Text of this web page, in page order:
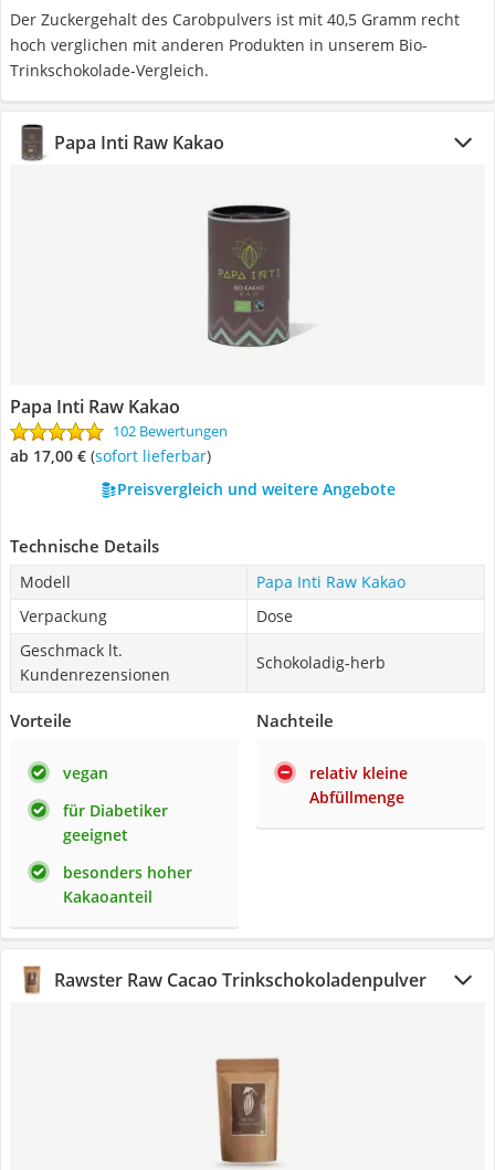
Der Zuckergehalt des Carobpulvers ist mit 40,5 Gramm recht
hoch verglichen mit anderen Produkten in unserem Bio-
Trinkschokolade-Vergleich.
Papa Inti Raw Kakao
Papa Inti Raw Kakao
102 Bewertungen
ab 17,00 € ( Sofort lieferbar)
Preisvergleich und weitere Angebote
Technische Details
Modell
Papa Inti Raw Kakao
Verpackung
Dose
Geschmack lt.
Kundenrezensionen
Schokoladig-herb
Vorteile
vegan
für Diabetiker
geeignet
besonders hoher
Kakaoanteil
Nachteile
relativ kleine
Abfüllmenge
Rawster Raw Cacao Trinkschokoladenpulver